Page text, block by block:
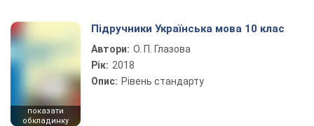
показати
обкладинку
Підручники Українська мова 10 клас
Автори: О. П. Глазова
Рік: 2018
Опис: Рівень стандарту